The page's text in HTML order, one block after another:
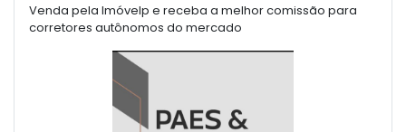
Venda pela Imóvelp e receba a melhor comissão para
corretores autônomos do mercado